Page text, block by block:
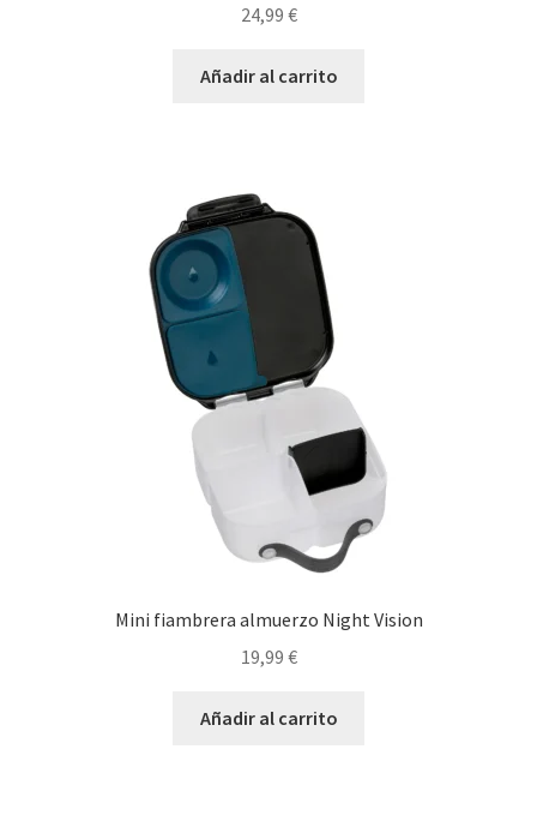
24,99 €
Añadir al carrito
Mini fiambrera almuerzo Night Vision
19,99 €
Añadir al carrito